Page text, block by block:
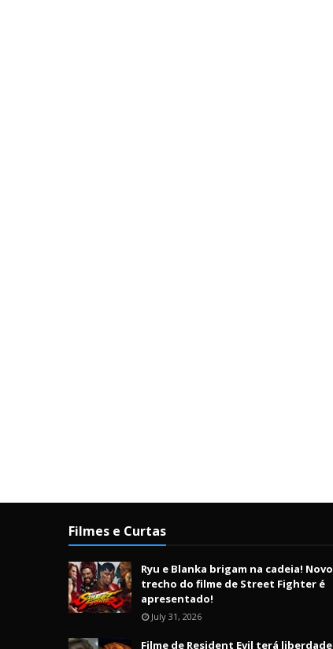
Filmes e Curtas
Ryu e Blanka brigam na cadeia! Novo
trecho do filme de Street Fighter é
apresentado!
July 31, 2026
Filme de Resident Evil terá liberdade